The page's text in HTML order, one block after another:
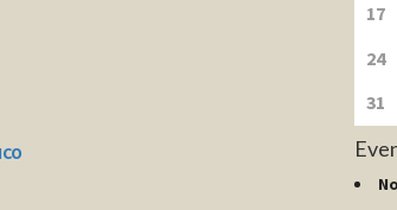
17
24
31